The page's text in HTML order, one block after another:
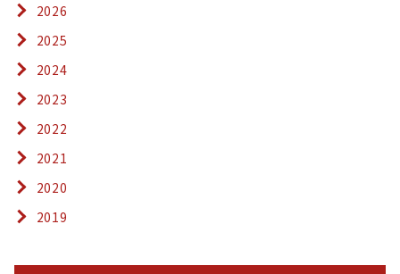
2026
2025
2024
2023
2022
2021
2020
2019